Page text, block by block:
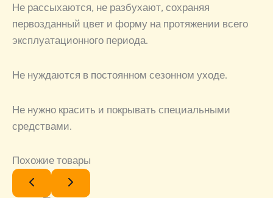
Не рассыхаются, не разбухают, сохраняя
первозданный цвет и форму на протяжении всего
эксплуатационного периода.
Не нуждаются в постоянном сезонном уходе.
Не нужно красить и покрывать специальными
средствами.
Похожие товары